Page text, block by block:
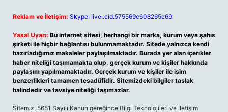
Reklam ve İletişim: Skype: live:.cid.575569c608265c69
Yasal Uyarı: Bu internet sitesi, herhangi bir marka, kurum veya şahıs
şirketi ile hiçbir bağlantısı bulunmamaktadır. Sitede yalnızca kendi
hazırladığımız makaleler paylaşılmaktadır. Burada yer alan içerikler
haber niteliği taşımamakta olup, gerçek kurum ve kişiler hakkında
paylaşım yapılmamaktadır. Gerçek kurum ve kişiler ile isim
benzerlikleri tamamen tesadüfidir. Sitemizdeki bilgiler taslak
halindedir ve tavsiye niteliği taşımazlar.
Sitemiz, 5651 Sayılı Kanun gereğince Bilgi Teknolojileri ve İletişim